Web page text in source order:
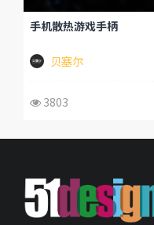
手机散热游戏手柄
贝塞尔
3803